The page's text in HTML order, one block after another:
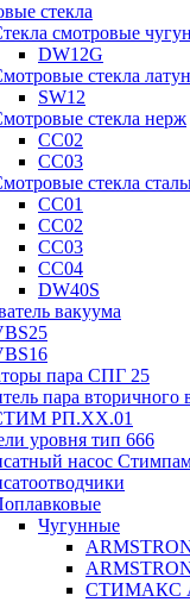
стекла
смотровые чугун
DW12G
стекла
SW12
стекла нерж
СС02
СС03
стекла
СС01
СС02
СС03
СС04
DW40S
вакуума
пара СПГ 25
пара вторичного
РП.XX.01
уровня тип 666
насос
Чугунные
СТИМАКС